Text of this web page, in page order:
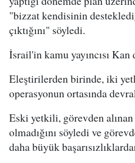
"bizzat kendisinin
çıktığını" söyledi.
İsrail'in kamu yayıncısı
Eleştirilerden birinde, iki
operasyonun ortasında
Eski yetkili, görevden
olmadığını söyledi ve
daha büyük